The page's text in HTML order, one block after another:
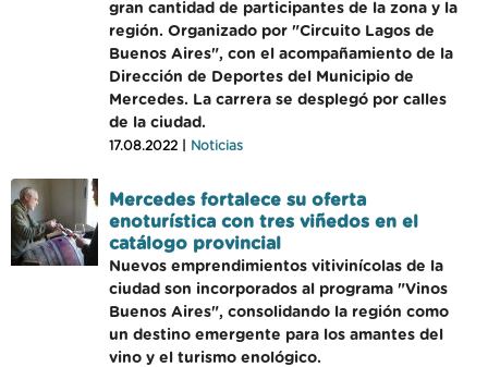
gran cantidad de participantes de la zona y la
región. Organizado por "Circuito Lagos de
Buenos Aires", con el acompañamiento de la
Dirección de Deportes del Municipio de
Mercedes. La carrera se desplegó por calles
de la ciudad.
17.08.2022 | Noticias
Mercedes fortalece su oferta
enoturística con tres viñedos en el
catálogo provincial
Nuevos emprendimientos vitivinícolas de la
ciudad son incorporados al programa "Vinos
Buenos Aires", consolidando la región como
un destino emergente para los amantes del
vino y el turismo enológico.